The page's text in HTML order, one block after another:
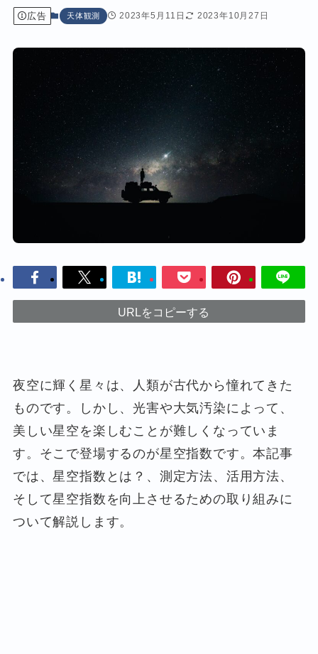
広告 天体観測 2023年5月11日 2023年10月27日
URLをコピーする
夜空に輝く星々は、人類が古代から憧れてきた
ものです。しかし、光害や大気汚染によって、
美しい星空を楽しむことが難しくなっていま
す。そこで登場するのが星空指数です。本記事
では、星空指数とは？、測定方法、活用方法、
そして星空指数を向上させるための取り組みに
ついて解説します。